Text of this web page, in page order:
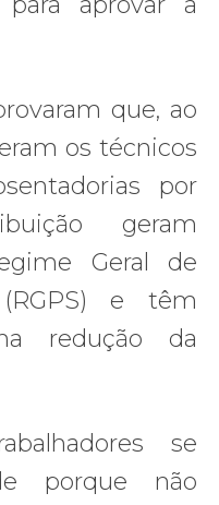
que, ao
os técnicos
por
geram
Geral de
e têm
redução da
se
porque não